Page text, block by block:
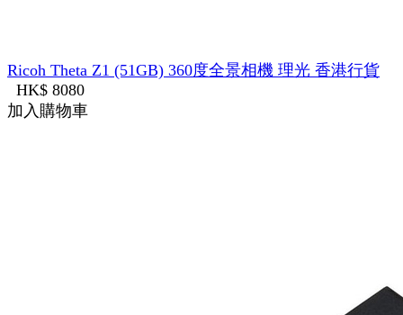
Ricoh Theta Z1 (51GB) 360度全景相機 理光 香港行貨
HK$ 8080
加入購物車